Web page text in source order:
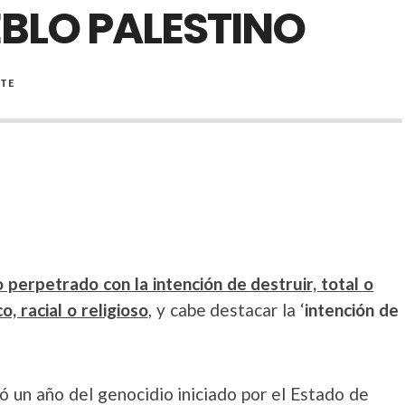
PALESTINO
perpetrado con la intención de destruir, total o
racial o religioso, y cabe destacar la ‘intención de
un año del genocidio iniciado por el Estado de